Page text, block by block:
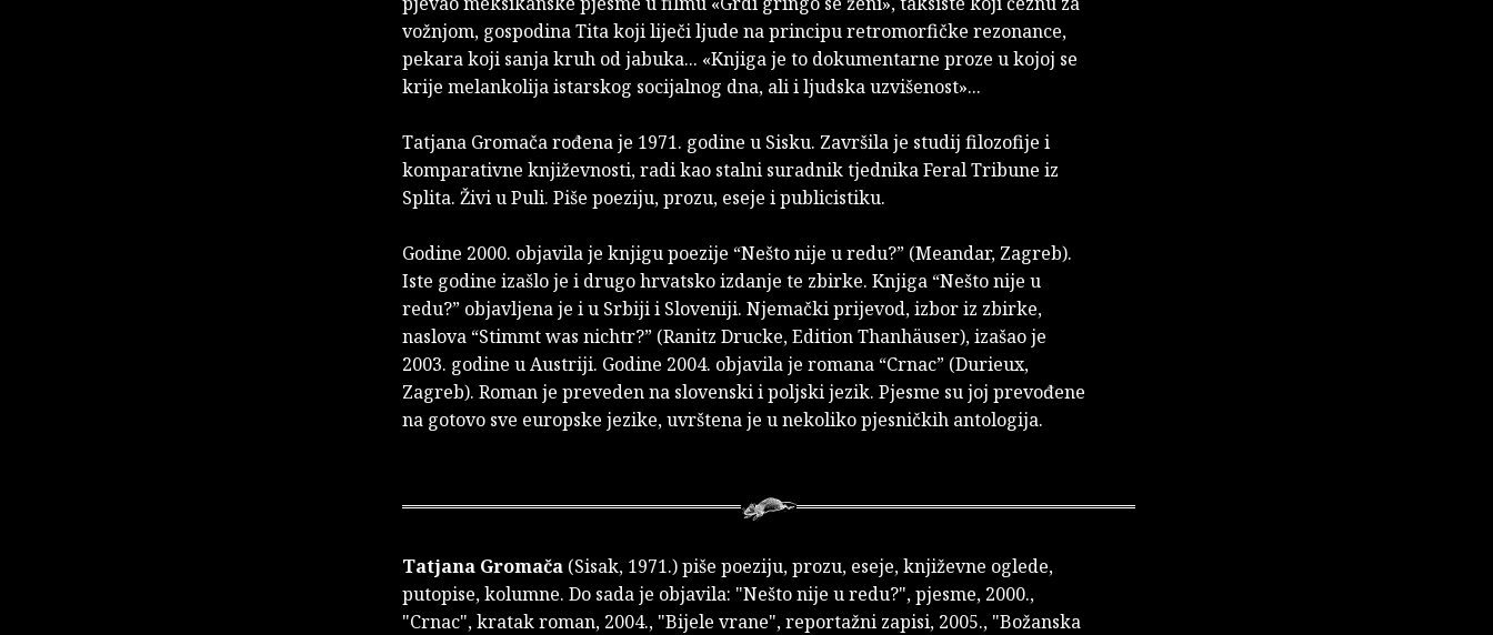
vožnjom, gospodina Tita koji liječi ljude na principu retromorfičke rezonance,
pekara koji sanja kruh od jabuka... «Knjiga je to dokumentarne proze u kojoj se
krije melankolija istarskog socijalnog dna, ali i ljudska uzvišenost»...
Tatjana Gromača rođena je 1971. godine u Sisku. Završila je studij filozofije i
komparativne književnosti, radi kao stalni suradnik tjednika Feral Tribune iz
Splita. Živi u Puli. Piše poeziju, prozu, eseje i publicistiku.
Godine 2000. objavila je knjigu poezije “Nešto nije u redu?” (Meandar, Zagreb).
Iste godine izašlo je i drugo hrvatsko izdanje te zbirke. Knjiga “Nešto nije u
redu?” objavljena je i u Srbiji i Sloveniji. Njemački prijevod, izbor iz zbirke,
naslova “Stimmt was nichtr?” (Ranitz Drucke, Edition Thanhäuser), izašao je
2003. godine u Austriji. Godine 2004. objavila je romana “Crnac” (Durieux,
Zagreb). Roman je preveden na slovenski i poljski jezik. Pjesme su joj prevođene
na gotovo sve europske jezike, uvrštena je u nekoliko pjesničkih antologija.
Tatjana Gromača (Sisak, 1971.) piše poeziju, prozu, eseje, književne oglede,
putopise, kolumne. Do sada je objavila: "Nešto nije u redu?", pjesme, 2000.,
"Crnac", kratak roman, 2004., "Bijele vrane", reportažni zapisi, 2005., "Božanska